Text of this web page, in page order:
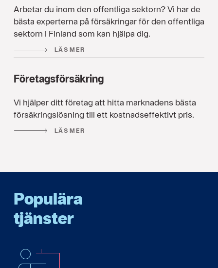
Arbetar du inom den offentliga sektorn? Vi har de
bästa experterna på försäkringar för den offentliga
sektorn i Finland som kan hjälpa dig.
LÄS MER
Företagsförsäkring
Vi hjälper ditt företag att hitta marknadens bästa
försäkringslösning till ett kostnadseffektivt pris.
LÄS MER
Populära
tjänster